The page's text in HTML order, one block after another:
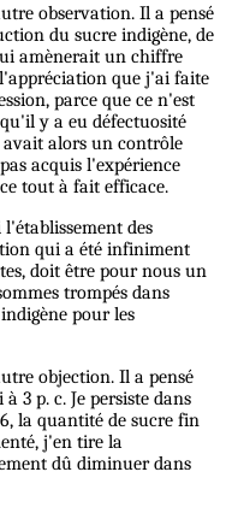
observation. Il a pensé
du sucre indigène, de
amènerait un chiffre
que j'ai faite
parce que ce n'est
y a eu défectuosité
avait alors un contrôle
acquis l'expérience
tout à fait efficace.
des
qui a été infiniment
doit être pour nous un
trompés dans
pour les
objection. Il a pensé
3 p. c. Je persiste dans
la quantité de sucre fin
j'en tire la
dû diminuer dans